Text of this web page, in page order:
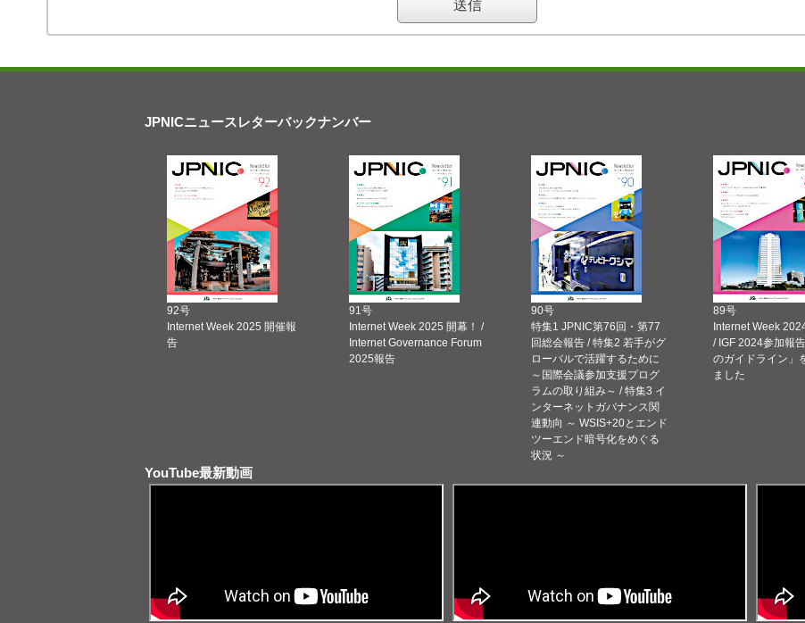
JPNICニュースレターバックナンバー
92号
Internet Week 2025 開催報
告
91号
Internet Week 2025 開幕！ /
Internet Governance Forum
2025報告
90号
特集1 JPNIC第76回・第77
回総会報告 / 特集2 若手がグ
ローバルで活躍するために
～国際会議参加支援プログ
ラムの取り組み～ / 特集3 イ
ンターネットガバナンス関
連動向 ～ WSIS+20とエンド
ツーエンド暗号化をめぐる
状況 ～
89号
Internet Week
/ IGF 2024参加報
のガイドライン」
ました
YouTube最新動画